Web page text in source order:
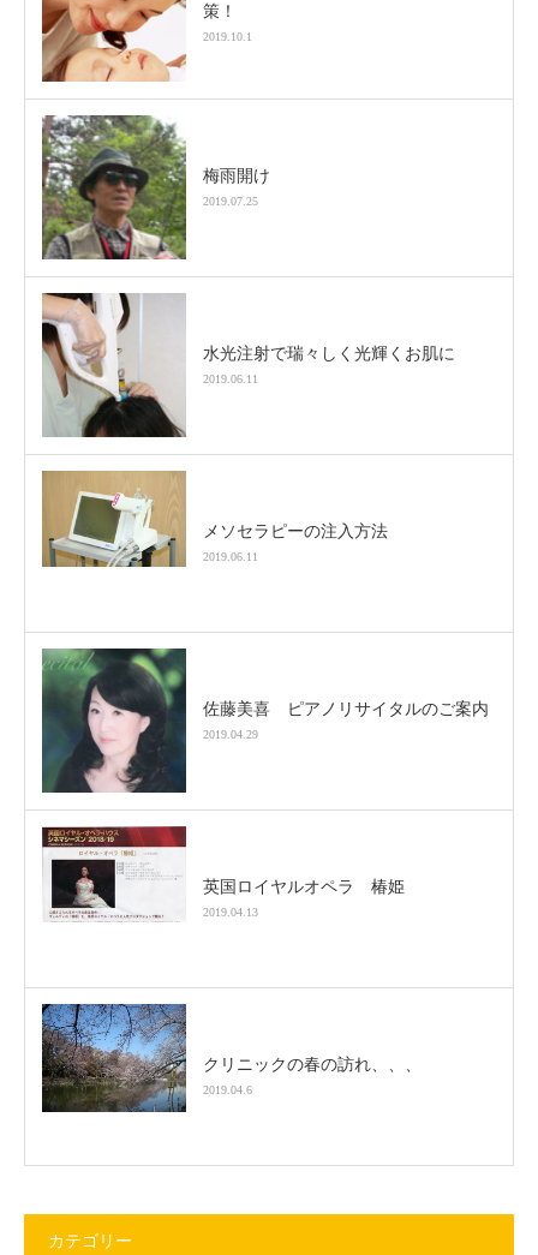
策！
2019.10.1
梅雨開け
2019.07.25
水光注射で瑞々しく光輝くお肌に
2019.06.11
メソセラピーの注入方法
2019.06.11
佐藤美喜 ピアノリサイタルのご案内
2019.04.29
英国ロイヤルオペラ 椿姫
2019.04.13
クリニックの春の訪れ、、、
2019.04.6
カテゴリー